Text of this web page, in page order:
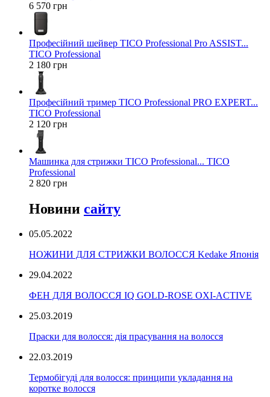
6 570 грн
Професійний шейвер TICO Professional Pro ASSIST...
TICO Professional
2 180 грн
Професійний тример TICO Professional PRO EXPERT...
TICO Professional
2 120 грн
Машинка для стрижки TICO Professional... TICO
Professional
2 820 грн
Новини сайту
05.05.2022
НОЖИНИ ДЛЯ СТРИЖКИ ВОЛОССЯ Kedake Японія
29.04.2022
ФЕН ДЛЯ ВОЛОССЯ IQ GOLD-ROSE OXI-ACTIVE
25.03.2019
Праски для волосся: дія прасування на волосся
22.03.2019
Термобігуді для волосся: принципи укладання на
коротке волосся